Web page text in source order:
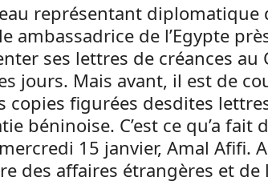
représentant diplomatique
ambassadrice de l’Egypte
ses lettres de créances au
jours. Mais avant, il est de
copies figurées desdites
béninoise. C’est ce qu’a fait
15 janvier, Amal Afifi.
des affaires étrangères et de